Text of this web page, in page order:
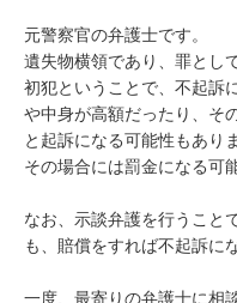
元警察官の弁護士です。
遺失物横領であり、罪とし
初犯ということで、不起訴
や中身が高額だったり、そ
と起訴になる可能性もあり
その場合には罰金になる可
なお、示談弁護を行うこと
も、賠償をすれば不起訴に
一度、最寄りの弁護士に相